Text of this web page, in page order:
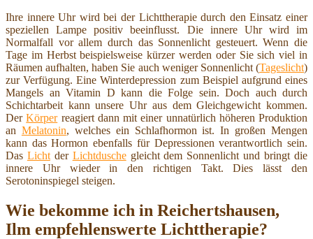
Ihre innere Uhr wird bei der Lichttherapie durch den Einsatz einer
speziellen Lampe positiv beeinflusst. Die innere Uhr wird im
Normalfall vor allem durch das Sonnenlicht gesteuert. Wenn die
Tage im Herbst beispielsweise kürzer werden oder Sie sich viel in
Räumen aufhalten, haben Sie auch weniger Sonnenlicht (Tageslicht)
zur Verfügung. Eine Winterdepression zum Beispiel aufgrund eines
Mangels an Vitamin D kann die Folge sein. Doch auch durch
Schichtarbeit kann unsere Uhr aus dem Gleichgewicht kommen.
DerKörperreagiert dann mit einer unnatürlich höheren Produktion
an Melatonin, welches ein Schlafhormon ist. In großen Mengen
kann das Hormon ebenfalls für Depressionen verantwortlich sein.
Das Lichtder Lichtduschegleicht dem Sonnenlicht und bringt die
innere Uhr wieder in den richtigen Takt. Dies lässt den
Serotoninspiegel steigen.
Wie bekomme ich in Reichertshausen,
Ilm empfehlenswerte Lichttherapie?